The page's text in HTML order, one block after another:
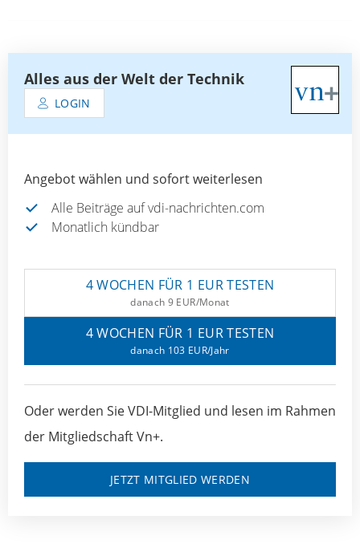
Alles aus der Welt der Technik
LOGIN
Angebot wählen und sofort weiterlesen
Alle Beiträge auf vdi-nachrichten.com
Monatlich kündbar
4 WOCHEN FÜR 1 EUR TESTEN
danach 9 EUR/Monat
4 WOCHEN FÜR 1 EUR TESTEN
danach 103 EUR/Jahr
Oder werden Sie VDI-Mitglied und lesen im Rahmen
der Mitgliedschaft Vn+.
JETZT MITGLIED WERDEN